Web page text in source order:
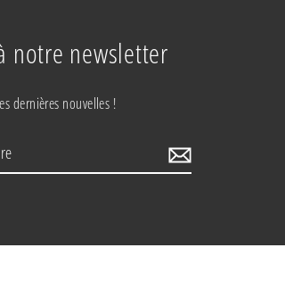
notre newsletter
dernières nouvelles !